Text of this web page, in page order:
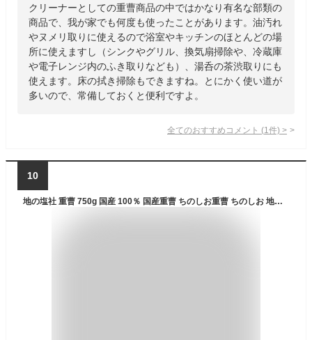
クリーナーとしての重曹商品の中ではかなり有名な部類の
商品で、我が家でも何度も使ったことがあります。油汚れ
やヌメリ取りに使えるので浴室やキッチンのほとんどの場
所に使えますし（シンクやグリル、換気扇掃除や、冷蔵庫
や電子レンジ内のふき取りなども）、湯呑の茶渋取りにも
使えます。床の拭き掃除もできますね。とにかく使い道が
多いので、常備しておくと便利ですよ。
全てのおすすめコメント (1 件) >
10
地の塩社 重曹 750g 国産 100％ 国産重曹 ちのしお重曹 ちのしお 地の塩 重曹クリーナー 粉末 コゲ取り洗剤 焦げとり 油 洗剤 大掃除 油汚れ洗剤 パウダー ボディ 入浴剤 掃除用 スクラブ マルチクリーナー ボディケア お風呂 掃除 用途多彩 無香料 無着色 エコ パッケージ